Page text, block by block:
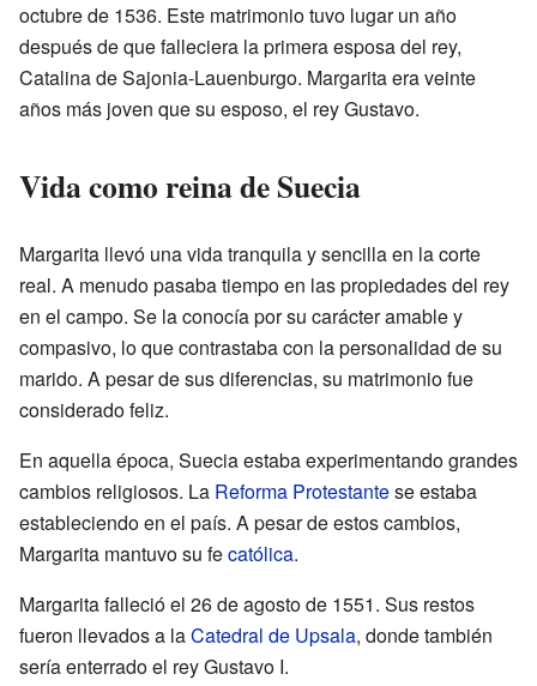
octubre de 1536. Este matrimonio tuvo lugar un año
después de que falleciera la primera esposa del rey,
Catalina de Sajonia-Lauenburgo. Margarita era veinte
años más joven que su esposo, el rey Gustavo.
Vida como reina de Suecia
Margarita llevó una vida tranquila y sencilla en la corte
real. A menudo pasaba tiempo en las propiedades del rey
en el campo. Se la conocía por su carácter amable y
compasivo, lo que contrastaba con la personalidad de su
marido. A pesar de sus diferencias, su matrimonio fue
considerado feliz.
En aquella época, Suecia estaba experimentando grandes
cambios religiosos. La Reforma Protestantese estaba
estableciendo en el país. A pesar de estos cambios,
Margarita mantuvo su fecatólica.
Margarita falleció el 26 de agosto de 1551. Sus restos
fueron llevados a laCatedral de Upsala, donde también
sería enterrado el rey Gustavo I.